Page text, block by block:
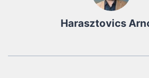
Harasztovics